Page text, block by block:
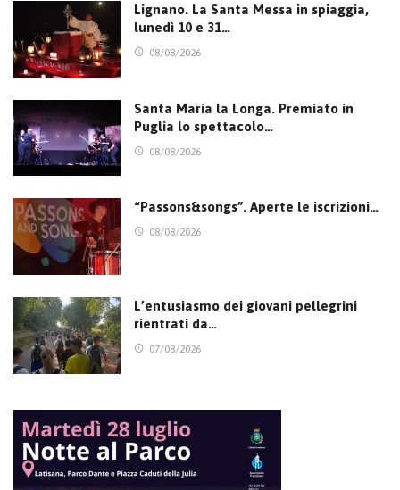
Lignano. La Santa Messa in spiaggia,
lunedì 10 e 31…
08/08/2026
Santa Maria la Longa. Premiato in
Puglia lo spettacolo…
08/08/2026
“Passons&songs”. Aperte le iscrizioni…
08/08/2026
L’entusiasmo dei giovani pellegrini
rientrati da…
07/08/2026